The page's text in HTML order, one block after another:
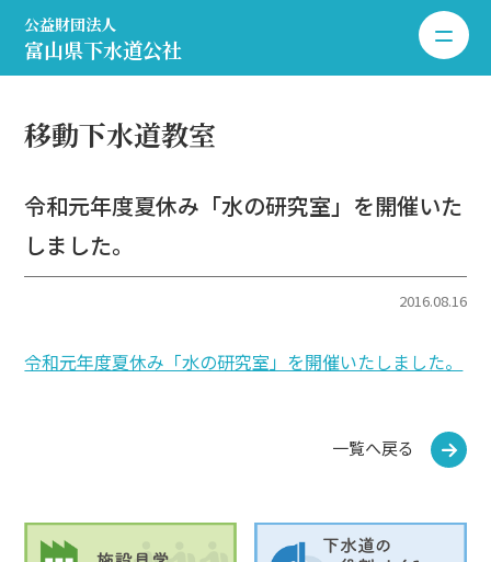
公益財団法人
富山県下水道公社 toggle
移動下水道教室
令和元年度夏休み「水の研究室」を開催いた
しました。
2016.08.16
令和元年度夏休み「水の研究室」を開催いたしました。
一覧へ戻る